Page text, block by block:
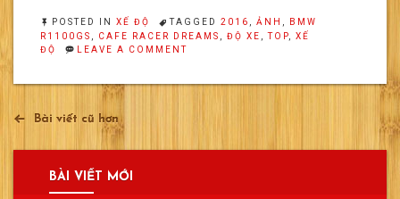
POSTED IN XẾ ĐỘ TAGGED 2016 , ẢNH ,
BMW
R1100GS , CAFE RACER DREAMS , ĐỘ XE ,TOP, XẾ
ĐỘ
LEAVE A COMMENT
ĐỘ
Điều
hướng
Bài viết cũ hơn
BÀI VIẾT MỚI